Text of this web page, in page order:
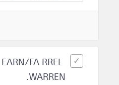
FA RREL
WARREN.